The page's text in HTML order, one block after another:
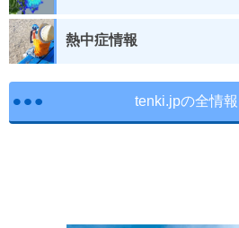
熱中症情報
tenki.jpの全情